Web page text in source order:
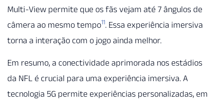
Multi-View permite que os fãs vejam até 7 ângulos de
câmera ao mesmo tempo11. Essa experiência imersiva
torna a interação com o jogo ainda melhor.
Em resumo, a conectividade aprimorada nos estádios
da NFL é crucial para uma experiência imersiva. A
tecnologia 5G permite experiências personalizadas, em